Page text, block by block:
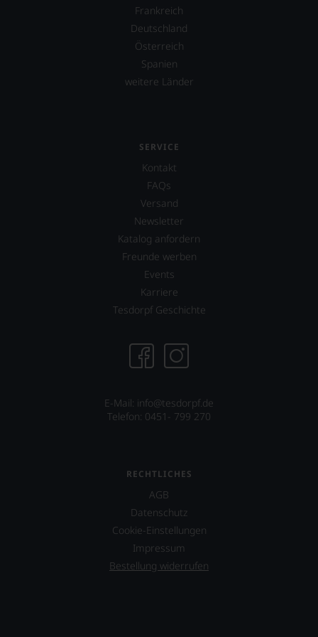
Frankreich
Deutschland
Österreich
Spanien
weitere Länder
SERVICE
Kontakt
FAQs
Versand
Newsletter
Katalog anfordern
Freunde werben
Events
Karriere
Tesdorpf Geschichte
E-Mail: info@tesdorpf.de
Telefon: 0451- 799 270
RECHTLICHES
AGB
Datenschutz
Cookie-Einstellungen
Impressum
Bestellung widerrufen